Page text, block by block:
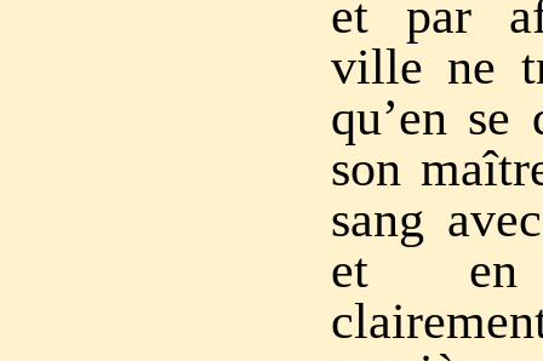
et par
ville ne
qu’en se
son
sang
et en